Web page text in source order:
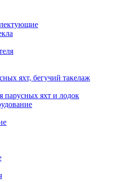
яхт, бегучий такелаж
яхт и лодок